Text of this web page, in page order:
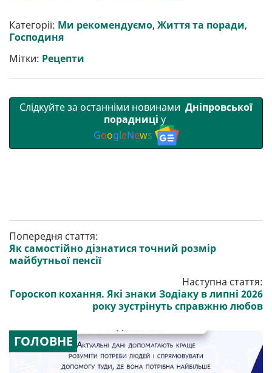
р
и
т
b
o
o
e
l g
r
s
A
r l
Категорії: Ми рекомендуємо, Життя та поради,
Господиня
Мітки: Рецепти
Слідкуйте за останніми новинами Дніпровської
порадниці у
GoogleNews
Попередня стаття:
Як самостійно дізнатися точний розмір
майбутньої пенсії
Наступна стаття:
Гороскоп кохання. Які знаки Зодіаку в липні 2026
року зустрінуть справжню любов
ГОЛОВНЕ